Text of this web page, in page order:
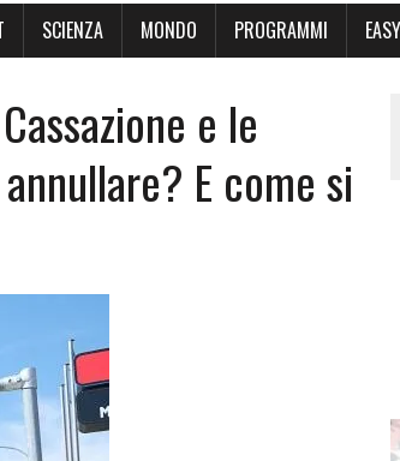
SCIENZA MONDO PROGRAMMI
e le
E come si